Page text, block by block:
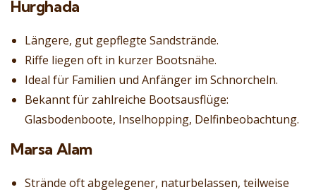
Hurghada
Längere, gut gepflegte Sandstrände.
Riffe liegen oft in kurzer Bootsnähe.
Ideal für Familien und Anfänger im Schnorcheln.
Bekannt für zahlreiche Bootsausflüge:
Glasbodenboote, Inselhopping, Delfinbeobachtung.
Marsa Alam
Strände oft abgelegener, naturbelassen, teilweise